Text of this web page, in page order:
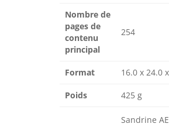
Nombre de
pages de
contenu
principal
254
Format 16.0 x 24.0
Poids 425 g
Sandrine